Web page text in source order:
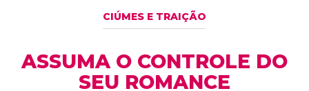
CIÚMES E TRAIÇÃO
ASSUMA O CONTROLE DO
SEU ROMANCE